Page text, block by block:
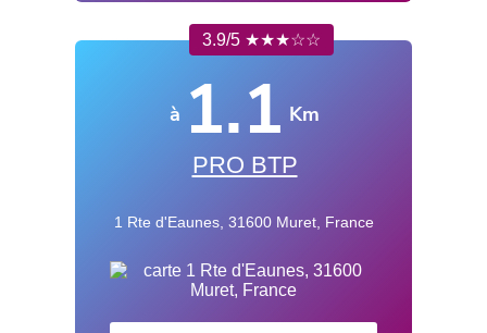
3.9/5 ★★★☆☆
à 1.1 Km
PRO BTP
1 Rte d'Eaunes, 31600 Muret, France